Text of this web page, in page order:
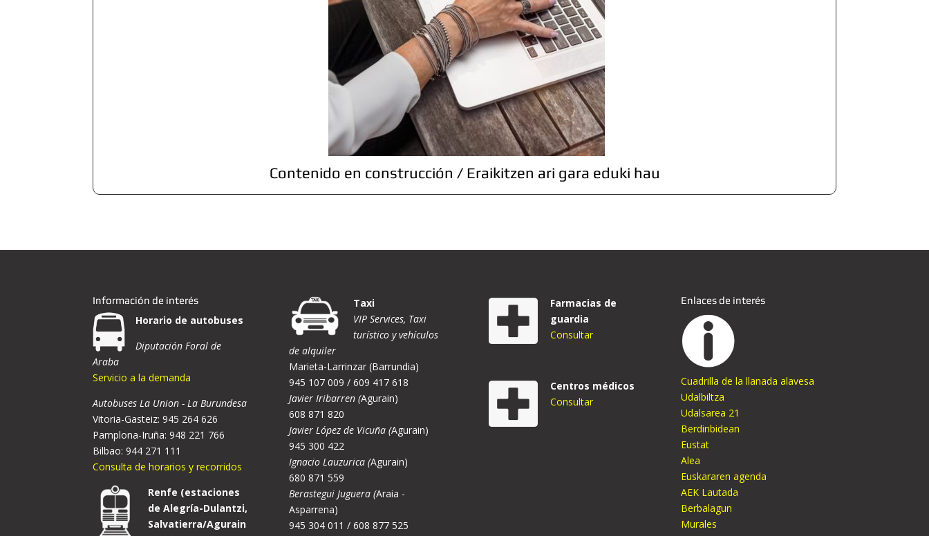
Contenido en construcción / Eraikitzen ari gara eduki hau
Información de interés
Horario de autobuses
Diputación Foral de
Araba
Servicio a la demanda
Autobuses La Union - La Burundesa
Vitoria-Gasteiz: 945 264 626
Pamplona-Iruña: 948 221 766
Bilbao: 944 271 111
Consulta de horarios y recorridos
Renfe (estaciones
de Alegría-Dulantzi,
Salvatierra/Agurain
Taxi
VIP Services, Taxi
turístico y vehículos
de alquiler
Marieta-Larrinzar (Barrundia)
945 107 009 / 609 417 618
Javier Iribarren (Agurain)
608 871 820
Javier López de Vicuña (Agurain)
945 300 422
Ignacio Lauzurica (Agurain)
680 871 559
Berastegui Juguera (Araia -
Asparrena)
945 304 011 / 608 877 525
Farmacias de
guardia
Consultar
Centros médicos
Consultar
Enlaces de interés
Cuadrilla de la llanada alavesa
Udalbiltza
Udalsarea 21
Berdinbidean
Eustat
Alea
Euskararen agenda
AEK Lautada
Berbalagun
Murales